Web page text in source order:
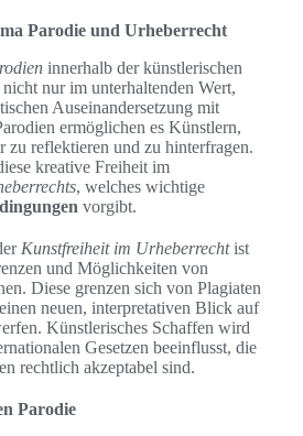
Parodie und Urheberrecht
innerhalb der künstlerischen
nur im unterhaltenden Wert,
Auseinandersetzung mit
ermöglichen es Künstlern,
zu reflektieren und zu hinterfragen.
kreative Freiheit im
, welches wichtige
vorgibt.
Kunstfreiheit im Urheberrechtist
und Möglichkeiten von
Diese grenzen sich von Plagiaten
neuen, interpretativen Blick auf
Künstlerisches Schaffen wird
Gesetzen beeinflusst, die
rechtlich akzeptabel sind.
Parodie